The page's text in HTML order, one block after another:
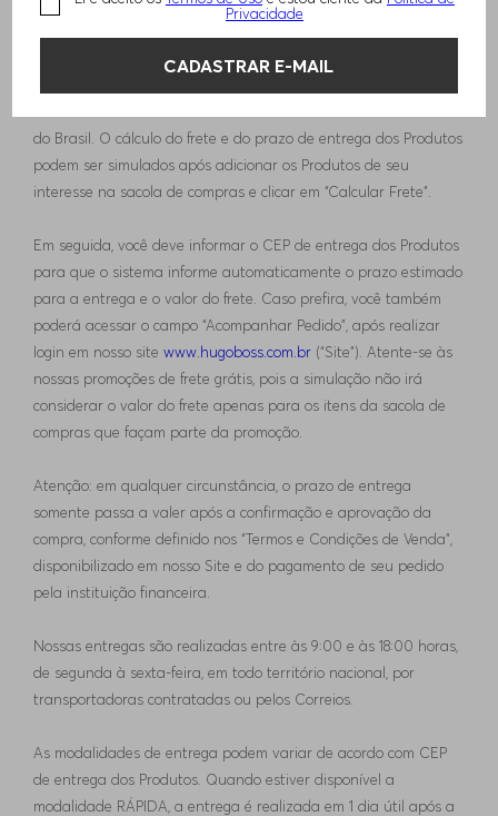
Privacidade
CADASTRAR E-MAIL
endereço de entrega indicado na compra dos Produtos, a
do Brasil. O cálculo do frete e do prazo de entrega dos Produtos
podem ser simulados após adicionar os Produtos de seu
interesse na sacola de compras e clicar em “Calcular Frete”.
Em seguida, você deve informar o CEP de entrega dos Produtos
para que o sistema informe automaticamente o prazo estimado
para a entrega e o valor do frete. Caso prefira, você também
poderá acessar o campo “Acompanhar Pedido”, após realizar
login em nosso site www.hugoboss.com.br (“Site”). Atente-se às
nossas promoções de frete grátis, pois a simulação não irá
considerar o valor do frete apenas para os itens da sacola de
compras que façam parte da promoção.
Atenção: em qualquer circunstância, o prazo de entrega
somente passa a valer após a confirmação e aprovação da
compra, conforme definido nos “Termos e Condições de Venda”,
disponibilizado em nosso Site e do pagamento de seu pedido
pela instituição financeira.
Nossas entregas são realizadas entre às 9:00 e às 18:00 horas,
de segunda à sexta-feira, em todo território nacional, por
transportadoras contratadas ou pelos Correios.
As modalidades de entrega podem variar de acordo com CEP
de entrega dos Produtos. Quando estiver disponível a
modalidade RÁPIDA, a entrega é realizada em 1 dia útil após a